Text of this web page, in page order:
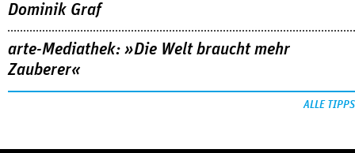
Dominik Graf
arte-Mediathek: »Die Welt braucht mehr
Zauberer«
ALLE TIPPS